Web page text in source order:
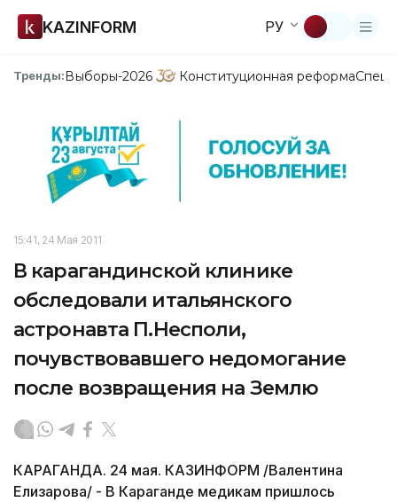
KAZINFORM РУ
Тренды:Выборы-2026 Конституционная реформа
15:41, 24 Мая 2011
В карагандинской клинике
обследовали итальянского
астронавта П.Несполи,
почувствовавшего недомогание
после возвращения на Землю
КАРАГАНДА. 24 мая. КАЗИНФОРМ /Валентина
Елизарова/ - В Караганде медикам пришлось